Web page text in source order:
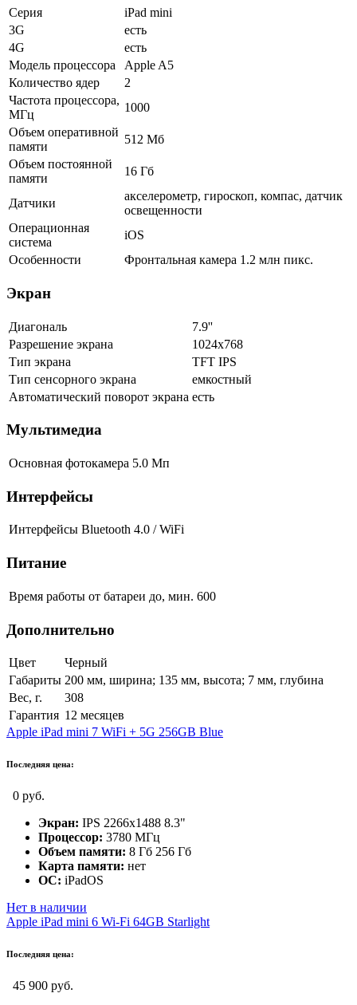
Серия
iPad mini
3G
есть
4G
есть
Модель процессора
Apple A5
Количество ядер
2
Частота процессора,
МГц
1000
Объем оперативной
памяти
512 Мб
Объем постоянной
памяти
16 Гб
Датчики
акселерометр, гироскоп, компас, датчик
освещенности
Операционная
система
iOS
Особенности
Фронтальная камера 1.2 млн пикс.
Экран
Диагональ
7.9''
Разрешение экрана
1024x768
Тип экрана
TFT IPS
Тип сенсорного экрана
емкостный
Автоматический поворот экрана есть
Мультимедиа
Основная фотокамера 5.0 Мп
Интерфейсы
Интерфейсы Bluetooth 4.0 / WiFi
Питание
Время работы от батареи до, мин. 600
Дополнительно
Цвет
Черный
Габариты 200 мм, ширина; 135 мм, высота; 7 мм, глубина
Вес, г.
308
Гарантия 12 месяцев
Apple iPad mini 7 WiFi + 5G 256GB Blue
Последняя цена:
0 руб.
Экран: IPS 2266x1488 8.3"
Процессор: 3780 МГц
Объем памяти: 8 Гб 256 Гб
Карта памяти: нет
ОС: iPadOS
Нет в наличии
Apple iPad mini 6 Wi-Fi 64GB Starlight
Последняя цена:
45 900 руб.